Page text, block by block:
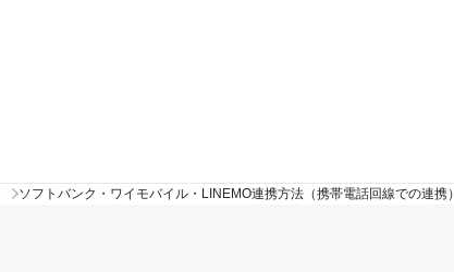
ソフトバンク・ワイモバイル・LINEMO連携方法（携帯電話回線での連携）